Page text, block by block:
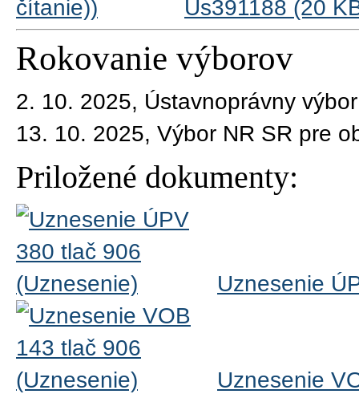
Us391188 (20
Rokovanie výborov
2. 10. 2025, Ústavnoprávny
13. 10. 2025, Výbor NR SR pre
Priložené dokumenty:
Uznesenie
Uznesenie